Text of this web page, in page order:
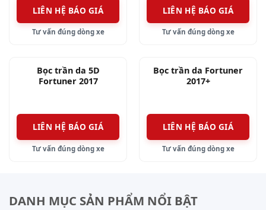
LIÊN HỆ BÁO GIÁ
Tư vấn đúng dòng xe
LIÊN HỆ BÁO GIÁ
Tư vấn đúng dòng xe
Bọc trần da 5D
Fortuner 2017
LIÊN HỆ BÁO GIÁ
Tư vấn đúng dòng xe
Bọc trần da Fortuner
2017+
LIÊN HỆ BÁO GIÁ
Tư vấn đúng dòng xe
DANH MỤC SẢN PHẨM NỔI BẬT